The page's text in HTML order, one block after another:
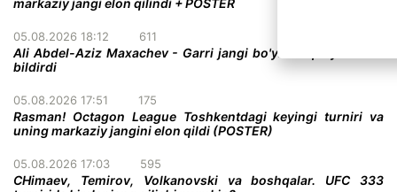
05.08.2026 18:12 611
Ali Abdel-Aziz Maxachev - Garri jangi bo'yicha qatiy taxmin
bildirdi
05.08.2026 17:51 175
Rasman! Octagon League Toshkentdagi keyingi turniri va
uning markaziy jangini elon qildi (POSTER)
05.08.2026 17:03 595
CHimaev, Temirov, Volkanovski va boshqalar. UFC 333